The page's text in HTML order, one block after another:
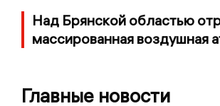
Над Брянской областью
массированная воздушная
Главные новости